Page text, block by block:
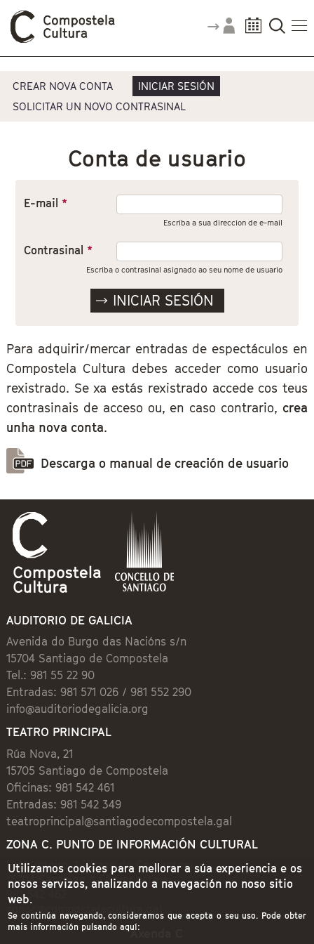
Pestanas principais
CREAR NOVA CONTA
INICIAR SESIÓN
SOLICITAR UN NOVO CONTRASINAL
Conta de usuario
E-mail *
Escriba a sua direccion de e-mail
Contrasinal *
Escriba o contrasinal asignado ao seu nome de usuario
Para adquirir/mercar entradas de espectáculos en
Compostela Cultura debes acceder como usuario
rexistrado. Se xa estás rexistrado accede cos teus
contrasinais de acceso ou, en caso contrario, crea
unha nova conta.
Descarga o manual de creación de usuario
AUDITORIO DE GALICIA
Avenida do Burgo das Nacións s/n
15704 Santiago de Compostela
Tel.: 981 55 22 90
Entradas: 981 571 026 / 981 552 290
info@auditoriodegalicia.org
TEATRO PRINCIPAL
Rúa Nova, 21
15705 Santiago de Compostela
Oficinas: 981 542 461
Entradas: 981 542 349
teatroprincipal@santiagodecompostela.gal
ZONA C. PUNTO DE INFORMACIÓN CULTURAL
Preguntoiro, 1 (Praza de Cervantes)
15704 Santiago de Compostela
981 542 462
zonac@compostelacultura.gal
Axenda C
Utilizamos cookies para mellorar a súa experiencia e os
nosos servizos, analizando a navegación no noso sitio
web.
Se continúa navegando, consideramos que acepta o seu uso. Pode obter
mais información pulsando aquí: